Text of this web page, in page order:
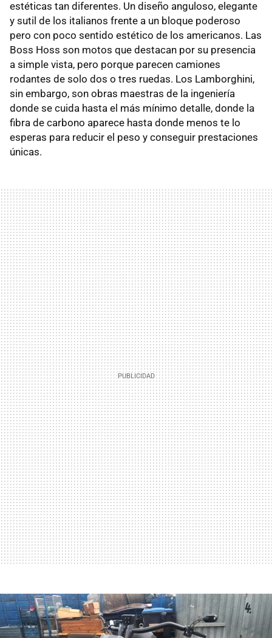
estéticas tan diferentes. Un diseño anguloso, elegante
y sutil de los italianos frente a un bloque poderoso
pero con poco sentido estético de los americanos. Las
Boss Hoss son motos que destacan por su presencia
a simple vista, pero porque parecen camiones
rodantes de solo dos o tres ruedas. Los Lamborghini,
sin embargo, son obras maestras de la ingeniería
donde se cuida hasta el más mínimo detalle, donde la
fibra de carbono aparece hasta donde menos te lo
esperas para reducir el peso y conseguir prestaciones
únicas.